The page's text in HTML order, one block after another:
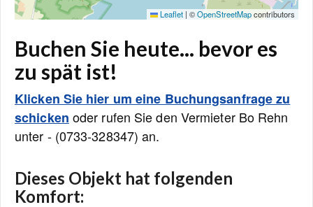
Leaflet | ©OpenStreetMapcontributors
Buchen Sie heute... bevor es
zu spät ist!
Klicken Sie hier um eine Buchungsanfrage zu
schicken oder rufen Sie den Vermieter Bo Rehn
unter - (0733-328347) an.
Dieses Objekt hat folgenden
Komfort: